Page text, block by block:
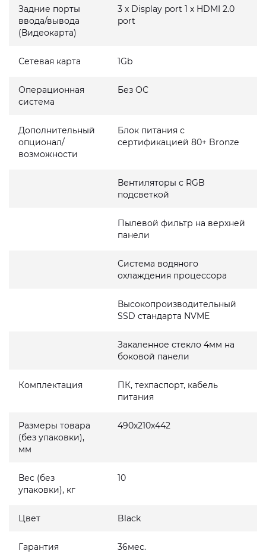
Задние порты
ввода/вывода
(Видеокарта)
3 x Display port 1 x HDMI 2.0
port
Сетевая карта 1Gb
Операционная
система
Без ОС
Дополнительный
опционал/
возможности
Блок питания с
сертификацией 80+ Bronze
Вентиляторы с RGB
подсветкой
Пылевой фильтр на верхней
панели
Система водяного
охлаждения процессора
Высокопроизводительный
SSD стандарта NVME
Закаленное стекло 4мм на
боковой панели
Комплектация
ПК, техпаспорт, кабель
питания
Размеры товара
(без упаковки),
мм
490x210x442
Вес (без
упаковки), кг
10
Цвет Black
Гарантия 36мес.